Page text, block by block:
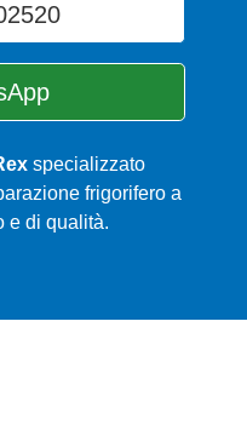
specializzato
frigorifero a
e di qualità.